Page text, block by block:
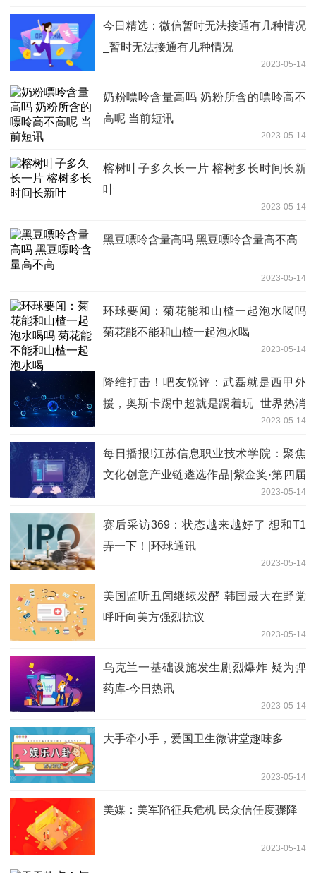
今日精选：微信暂时无法接通有几种情况
_暂时无法接通有几种情况
2023-05-14
奶粉嘌呤含量高吗 奶粉所含的嘌呤高不
高呢 当前短讯
2023-05-14
榕树叶子多久长一片 榕树多长时间长新
叶
2023-05-14
黑豆嘌呤含量高吗 黑豆嘌呤含量高不高
2023-05-14
环球要闻：菊花能和山楂一起泡水喝吗
菊花能不能和山楂一起泡水喝
2023-05-14
降维打击！吧友锐评：武磊就是西甲外
援，奥斯卡踢中超就是踢着玩_世界热消
2023-05-14
每日播报!江苏信息职业技术学院：聚焦
文化创意产业链遴选作品|紫金奖·第四届
2023-05-14
赛后采访369：状态越来越好了 想和T1
弄一下！|环球通讯
2023-05-14
美国监听丑闻继续发酵 韩国最大在野党
呼吁向美方强烈抗议
2023-05-14
乌克兰一基础设施发生剧烈爆炸 疑为弹
药库-今日热讯
2023-05-14
大手牵小手，爱国卫生微讲堂趣味多
2023-05-14
美媒：美军陷征兵危机 民众信任度骤降
2023-05-14